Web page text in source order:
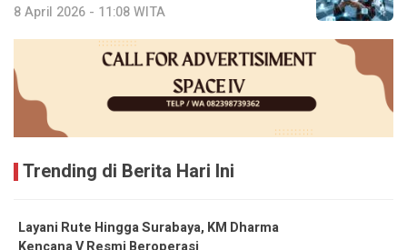
8 April 2026 - 11:08 WITA
Trending di Berita Hari Ini
Layani Rute Hingga Surabaya, KM Dharma